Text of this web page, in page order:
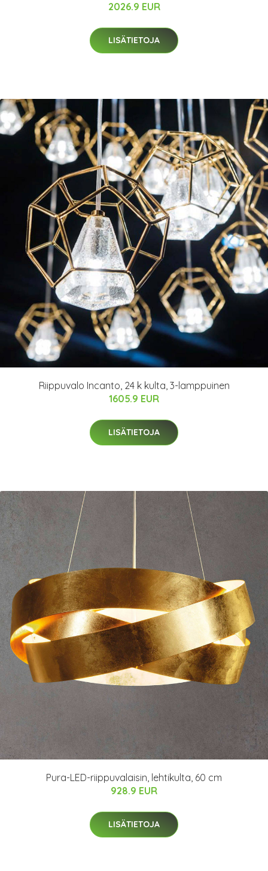
2026.9 EUR
LISÄTIETOJA
Riippuvalo Incanto, 24 k kulta, 3-lamppuinen
1605.9 EUR
LISÄTIETOJA
Pura-LED-riippuvalaisin, lehtikulta, 60 cm
928.9 EUR
LISÄTIETOJA